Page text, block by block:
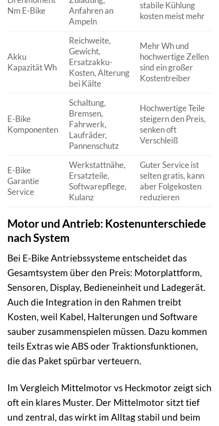
Nm E-Bike
Anfahren an
Ampeln
stabile Kühlung
kosten meist mehr
Akku
Kapazität Wh
Reichweite,
Gewicht,
Ersatzakku-
Kosten, Alterung
bei Kälte
Mehr Wh und
hochwertige Zellen
sind ein großer
Kostentreiber
E-Bike
Komponenten
Schaltung,
Bremsen,
Fahrwerk,
Laufräder,
Pannenschutz
Hochwertige Teile
steigern den Preis,
senken oft
Verschleiß
E-Bike
Garantie
Service
Werkstattnähe,
Ersatzteile,
Softwarepflege,
Kulanz
Guter Service ist
selten gratis, kann
aber Folgekosten
reduzieren
Motor und Antrieb: Kostenunterschiede
nach System
Bei E-Bike Antriebssysteme entscheidet das
Gesamtsystem über den Preis: Motorplattform,
Sensoren, Display, Bedieneinheit und Ladegerät.
Auch die Integration in den Rahmen treibt
Kosten, weil Kabel, Halterungen und Software
sauber zusammenspielen müssen. Dazu kommen
teils Extras wie ABS oder Traktionsfunktionen,
die das Paket spürbar verteuern.
Im Vergleich Mittelmotor vs Heckmotor zeigt sich
oft ein klares Muster. Der Mittelmotor sitzt tief
und zentral, das wirkt im Alltag stabil und beim